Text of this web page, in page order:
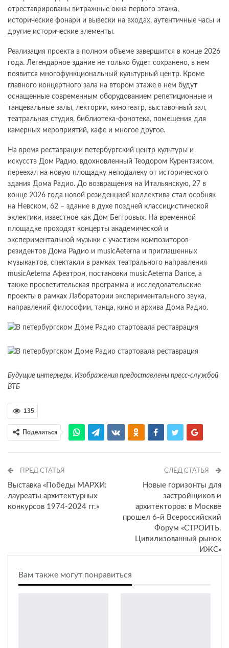
отреставрированы витражные окна первого этажа,
исторические фонари и вывески на входах, аутентичные часы и
другие исторические элементы.
Реализация проекта в полном объеме завершится в конце 2026
года. Легендарное здание не только будет сохранено, в нем
появится многофункциональный культурный центр. Кроме
главного концертного зала на втором этаже в нем будут
оснащенные современным оборудованием репетиционные и
танцевальные залы, лектории, кинотеатр, выставочный зал,
театральная студия, библиотека-фонотека, помещения для
камерных мероприятий, кафе и многое другое.
На время реставрации петербургский центр культуры и
искусств Дом Радио, вдохновленный Теодором Курентзисом,
переехал на новую площадку неподалеку от исторического
здания Дома Радио. До возвращения на Итальянскую, 27 в
конце 2026 года новой резиденцией коллектива стал особняк
на Невском, 62 – здание в духе поздней классицистической
эклектики, известное как Дом Беггровых. На временной
площадке проходят концерты академической и
экспериментальной музыки с участием композиторов-
резидентов Дома Радио и musicAeterna и приглашенных
музыкантов, спектакли в рамках театрального направления
musicAeterna Афеатрон, постановки musicAeterna Dance, а
также просветительская программа и исследовательские
проекты в рамках Лаборатории экспериментального звука,
направлений философии, танца, кино и архива Дома Радио.
Будущие интерьеры. Изображения предоставлены пресс-службой
ВТБ
135
Поделиться
ПРЕД СТАТЬЯ
Выставка «Победы МАРХИ:
лауреаты архитектурных
конкурсов 1974-2024 гг.»
СЛЕД СТАТЬЯ
Новые горизонты для
застройщиков и
архитекторов: в Москве
прошел 6-й Всероссийский
Форум «СТРОИТЬ.
Цивилизованный рынок
ИЖС»
Вам также могут понравиться